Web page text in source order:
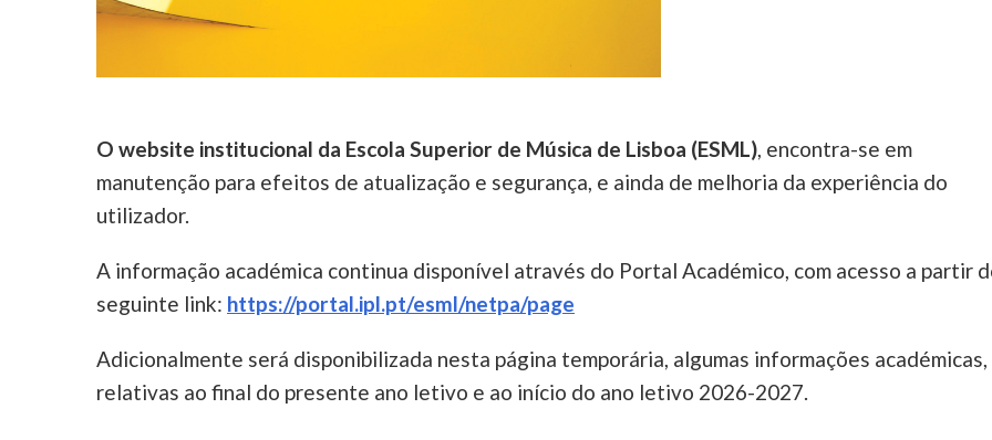
O website institucional da Escola Superior de Música de Lisboa (ESML), encontra-se em
manutenção para efeitos de atualização e segurança, e ainda de melhoria da experiência do
utilizador.
A informação académica continua disponível através do Portal Académico, com acesso a partir
seguinte link: https://portal.ipl.pt/esml/netpa/page
Adicionalmente será disponibilizada nesta página temporária, algumas informações académicas,
relativas ao final do presente ano letivo e ao início do ano letivo 2026-2027.